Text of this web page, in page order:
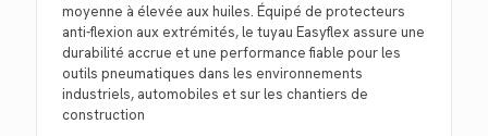
moyenne à élevée aux huiles. Équipé de protecteurs
anti-flexion aux extrémités, le tuyau Easyflex assure une
durabilité accrue et une performance fiable pour les
outils pneumatiques dans les environnements
industriels, automobiles et sur les chantiers de
construction